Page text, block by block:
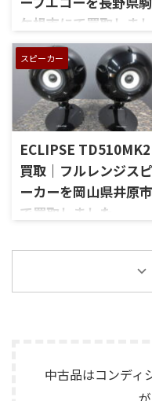
切替、ボリューム、トーンコ
トロール、MMフォノ入力、バ
外観コンディション、リモコ
など付属品の有無を確認しな
がら査定いたしました。 買
商品：McIntosh C712 メーカ
ー：McIntosh / マッキントッ
ケ根市にて買取しまし
た
長野県駒ケ根市で、遺品整理
伴いKORGのテープエコー
「SE-500 Stage Echo」を出張
買取させていただきました。
今回のお品物は、前オーナー
様が大切に保管されていたヴ
ィンテージのテープエコーで、
ご家族様より「価値があるも
のか分からないので、処分す
前に見てほしい」とご相談い
500は、テープを使用したア
ログエコーならではの揺らぎ
や質感を楽しめる機材です
スピーカー
ECLIPSE TD510MK2
買取｜フルレンジスピ
ーカーを岡山県井原市
で買取しました
ルレンジスピーカー
「TD510MK2」を出張買取
態、ユニットの状態、エッグ
シェル型エンクロージャー
中古品はコンディ